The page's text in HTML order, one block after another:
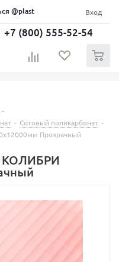
@plast Вход
+7 (800) 555-52-54
-
- Сотовый поликарбонат -
Прозрачный
КОЛИБРИ